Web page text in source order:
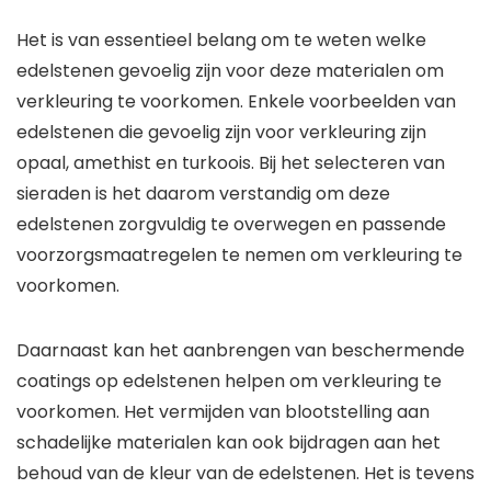
Het is van essentieel belang om te weten welke
edelstenen gevoelig zijn voor deze materialen om
verkleuring te voorkomen. Enkele voorbeelden van
edelstenen die gevoelig zijn voor verkleuring zijn
opaal, amethist en turkoois. Bij het selecteren van
sieraden is het daarom verstandig om deze
edelstenen zorgvuldig te overwegen en passende
voorzorgsmaatregelen te nemen om verkleuring te
voorkomen.
Daarnaast kan het aanbrengen van beschermende
coatings op edelstenen helpen om verkleuring te
voorkomen. Het vermijden van blootstelling aan
schadelijke materialen kan ook bijdragen aan het
behoud van de kleur van de edelstenen. Het is tevens